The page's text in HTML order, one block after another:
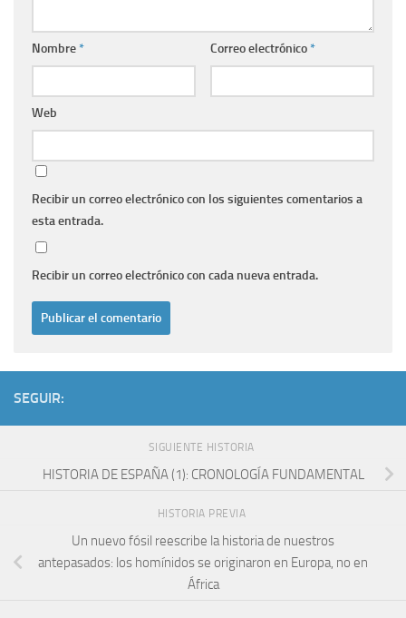
Nombre* Correo electrónico*
Web
Recibir un correo electrónico con los siguientes comentarios a
esta entrada.
Recibir un correo electrónico con cada nueva entrada.
SEGUIR:
SIGUIENTE HISTORIA
HISTORIA DE ESPAÑA (1): CRONOLOGÍA FUNDAMENTAL
HISTORIA PREVIA
Un nuevo fósil reescribe la historia de nuestros
antepasados: los homínidos se originaron en Europa, no en
África